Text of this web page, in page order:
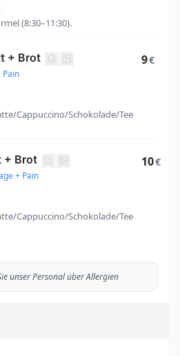
(8:30–11:30).
+ Brot
Cappuccino/Schokolade/Tee
9€
+ Brot
+ Pain
Cappuccino/Schokolade/Tee
10€
unser Personal über Allergien